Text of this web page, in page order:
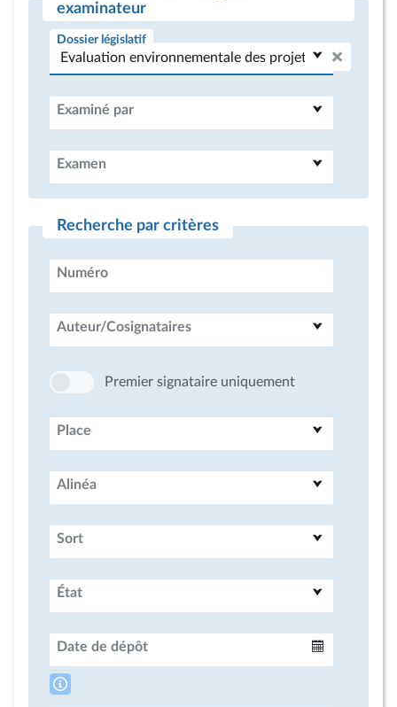
examinateur
Dossier législatif
Examiné par
Examen
Recherche par critères
Numéro
Auteur/Cosignataires
Premier signataire uniquement
Place
Alinéa
Sort
État
Date de dépôt